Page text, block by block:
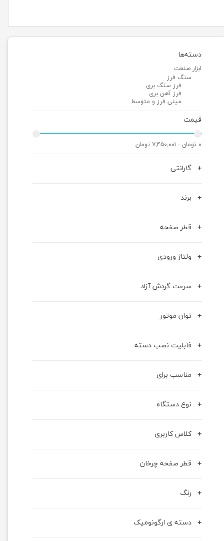
دسته‌ها
ابزار صنعت
سنگ فرز
فرز سنگ بری
فرز آهن بری
مینی فرز و متوسط
قیمت
۰ تومان - ۷,۴۵۰,۰۰۱ تومان
گارانتی
برند
قطر صفحه
ولتاژ ورودی
سرعت گردش آزاد
توان موتور
فابلیت نصب دسته
مناسب برای
نوع دستگاه
کلاس کاربری
قطر صفحه چرخان
رنگ
دسته ی ارگونومیک